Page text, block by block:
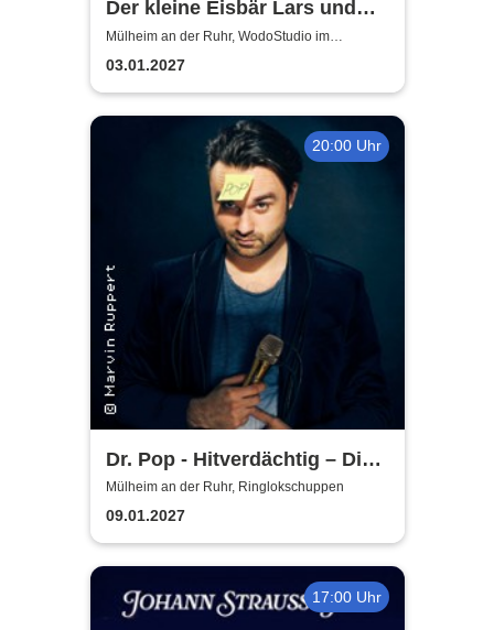
Der kleine Eisbär Lars und
der Angsthase
Mülheim an der Ruhr, WodoStudio im
Ringlokschuppen Ruhr
03.01.2027
20:00 Uhr
Dr. Pop - Hitverdächtig – Die
Musik-Comedy-Stand-up-
Show! - (ständig aktualisiert)
Mülheim an der Ruhr, Ringlokschuppen
09.01.2027
17:00 Uhr